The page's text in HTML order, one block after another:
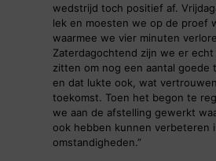
wedstrijd toch positief af.
lek en moesten we op de proef
waarmee we vier minuten
Zaterdagochtend zijn we er echt
zitten om nog een aantal goede
en dat lukte ook, wat
toekomst. Toen het begon te
we aan de afstelling gewerkt
ook hebben kunnen verbeteren
omstandigheden.”